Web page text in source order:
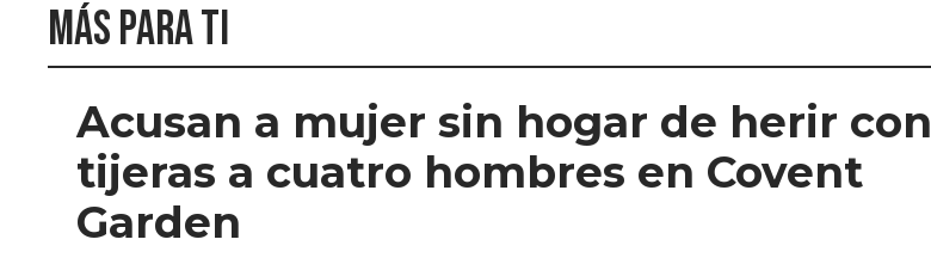
Más para ti
Acusan a mujer sin hogar de herir con
tijeras a cuatro hombres en Covent
Garden